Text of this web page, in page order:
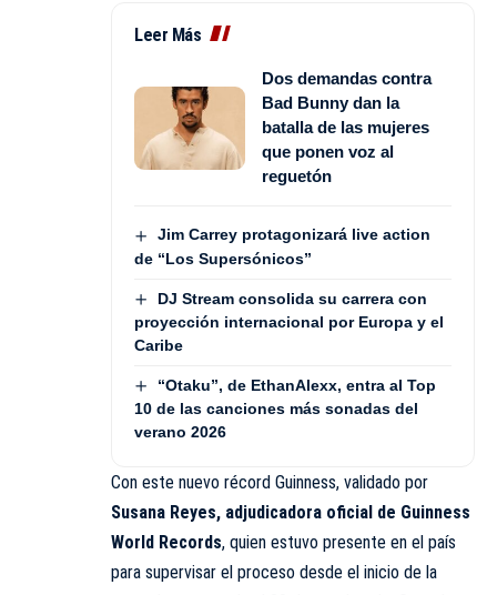
Leer Más
Dos demandas contra
Bad Bunny dan la
batalla de las mujeres
que ponen voz al
reguetón
Jim Carrey protagonizará live action
de “Los Supersónicos”
DJ Stream consolida su carrera con
proyección internacional por Europa y el
Caribe
“Otaku”, de EthanAlexx, entra al Top
10 de las canciones más sonadas del
verano 2026
Con este nuevo récord Guinness, validado por
Susana Reyes, adjudicadora oficial de Guinness
World Records, quien estuvo presente en el país
para supervisar el proceso desde el inicio de la